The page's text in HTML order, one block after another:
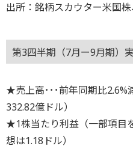
出所：銘柄スカウター米国
第3四半期（7月ー9月期）
★売上高･･･前年同期比2.6%
332.82億ドル）
★1株当たり利益（一部項目
想は1.18ドル）